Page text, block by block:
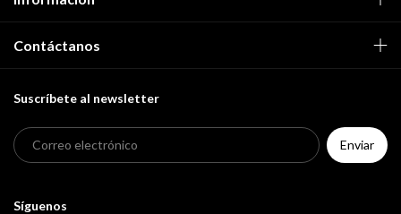
Contáctanos
Suscríbete al newsletter
Síguenos